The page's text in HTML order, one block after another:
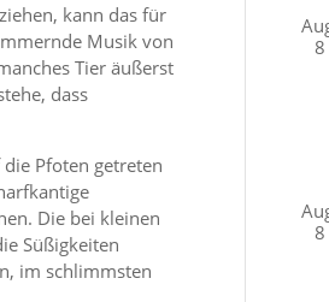
kann das für
Musik von
Tier äußerst
dass
Pfoten getreten
Die bei kleinen
Süßigkeiten
im schlimmsten
8
8